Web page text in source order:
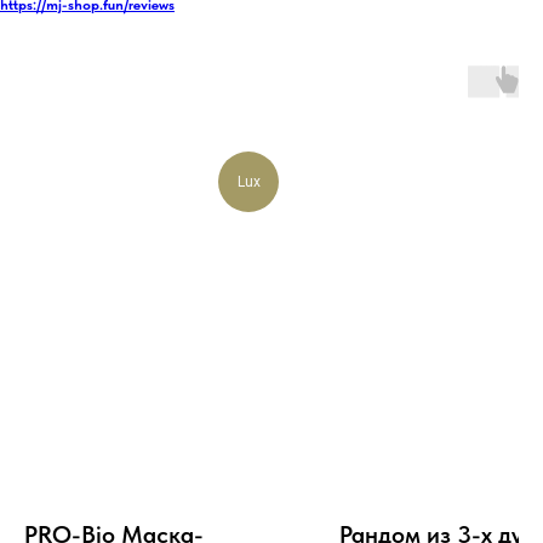
https://mj-shop.fun/reviews
Lux
PRO-Bio Маска-
Рандом из 3-х